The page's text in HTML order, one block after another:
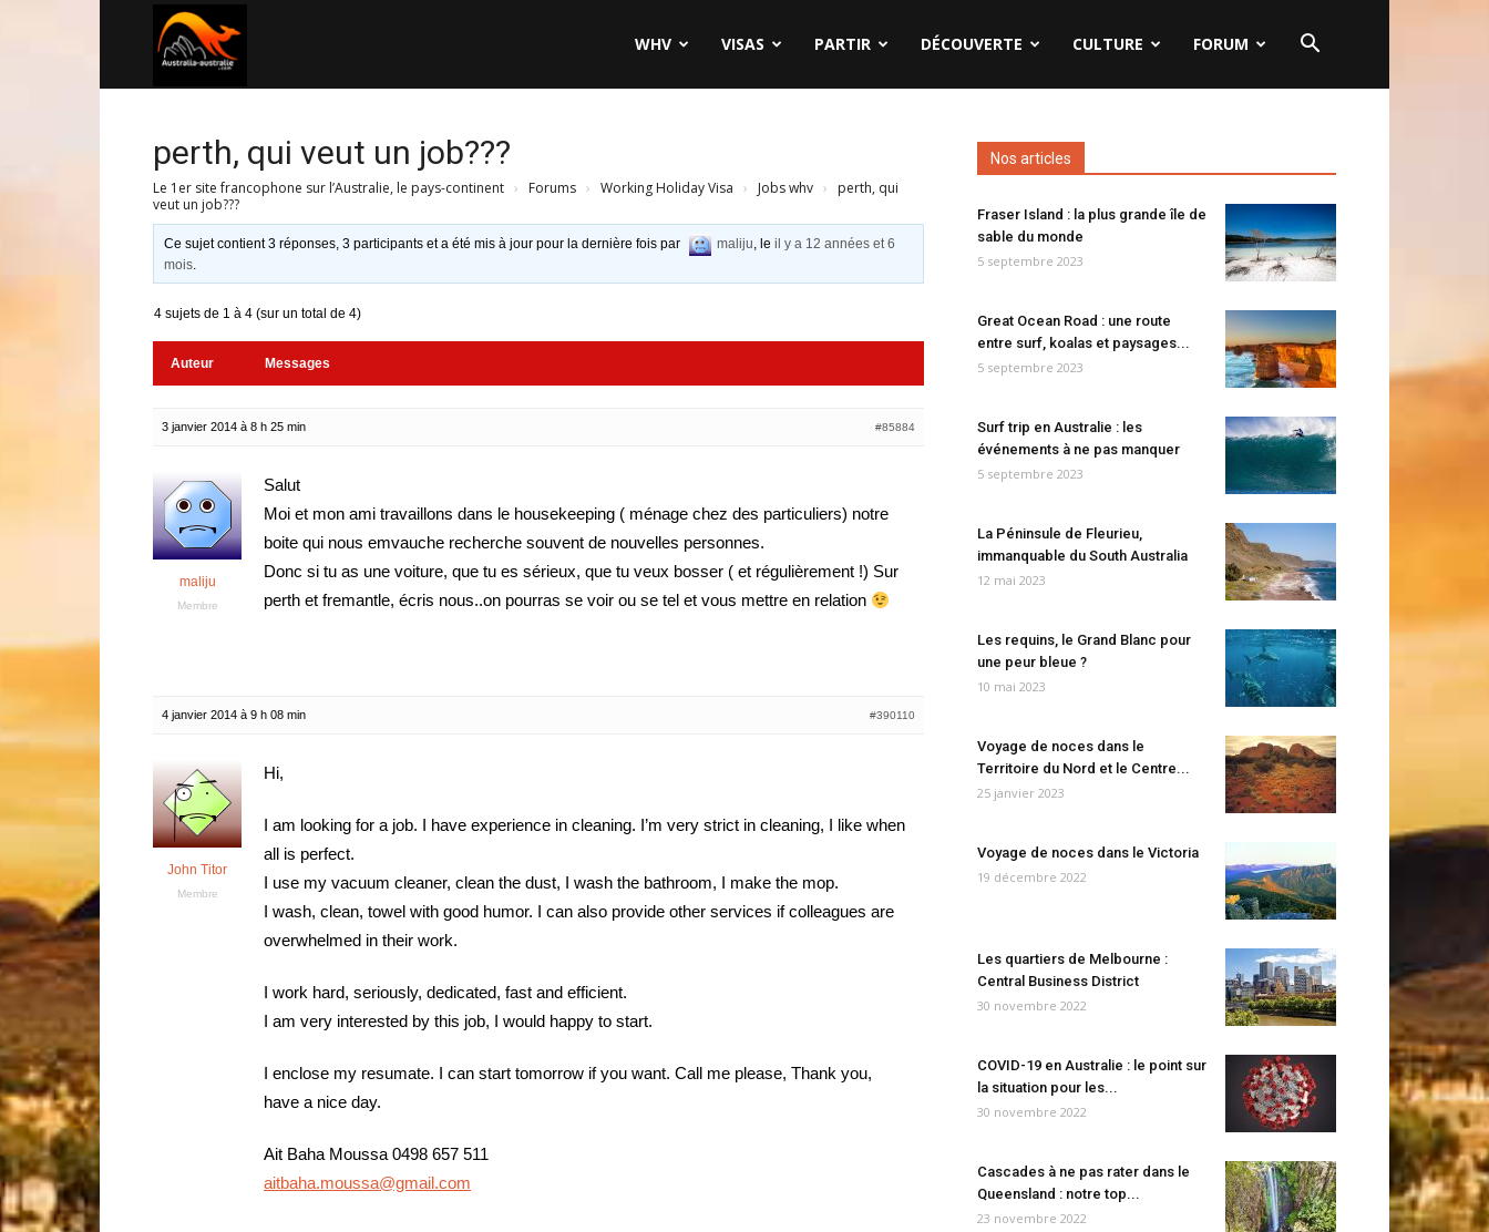
WHV VISAS PARTIR DÉCOUVERTE CULTURE FORUM
perth, qui veut un job???
Le 1er site francophone sur l’Australie, le pays-continent › Forums › Working Holiday Visa › Jobs whv ›
perth, qui
veut un job???
Ce sujet contient 3 réponses, 3 participants et a été mis à jour pour la dernière fois par maliju, leil y a 12 années et 6
mois.
4 sujets de 1 à 4 (sur un total de 4)
Auteur Messages
3 janvier 2014 à 8 h 25 min #85884
maliju
Membre
Salut
Moi et mon ami travaillons dans le housekeeping ( ménage chez des particuliers) notre
boite qui nous emvauche recherche souvent de nouvelles personnes.
Donc si tu as une voiture, que tu es sérieux, que tu veux bosser ( et régulièrement !) Sur
perth et fremantle, écris nous..on pourras se voir ou se tel et vous mettre en relation
4 janvier 2014 à 9 h 08 min #390110
John Titor
Membre
Hi,
I am looking for a job. I have experience in cleaning. I’m very strict in cleaning, I like when
all is perfect.
I use my vacuum cleaner, clean the dust, I wash the bathroom, I make the mop.
I wash, clean, towel with good humor. I can also provide other services if colleagues are
overwhelmed in their work.
I work hard, seriously, dedicated, fast and efficient.
I am very interested by this job, I would happy to start.
I enclose my resumate. I can start tomorrow if you want. Call me please, Thank you,
have a nice day.
Ait Baha Moussa 0498 657 511
aitbaha.moussa@gmail.com
Nos articles
Fraser Island : la plus grande île de
sable du monde
5 septembre 2023
Great Ocean Road : une route
entre surf, koalas et paysages...
5 septembre 2023
Surf trip en Australie : les
événements à ne pas manquer
5 septembre 2023
La Péninsule de Fleurieu,
immanquable du South Australia
12 mai 2023
Les requins, le Grand Blanc pour
une peur bleue ?
10 mai 2023
Voyage de noces dans le
Territoire du Nord et le Centre...
25 janvier 2023
Voyage de noces dans le Victoria
19 décembre 2022
Les quartiers de Melbourne :
Central Business District
30 novembre 2022
COVID-19 en Australie : le point sur
la situation pour les...
30 novembre 2022
Cascades à ne pas rater dans le
Queensland : notre top...
23 novembre 2022